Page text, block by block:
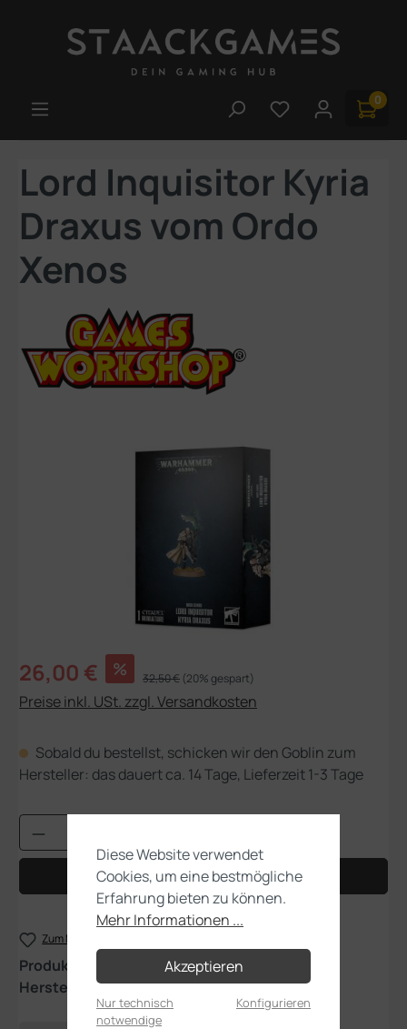
Du hast 0 0
Lord Inquisitor Kyria
Draxus vom Ordo
Xenos
Bildergalerie überspringen
Verkaufspreis:
26,00 € % Regulärer Preis:
32,50 € (20% gespart)
Preise inkl. USt. zzgl. Versandkosten
Sobald du bestellst, schicken wir den Goblin zum
Hersteller: das dauert ca. 14 Tage, Lieferzeit 1-3 Tage
Produkt Anzahl: Gib den gewünschten
In den Warenkorb
Zum Merkzettel hinzufügen
Produktnummer:
52-42
Hersteller:
Games Workshop
Diese Website verwendet
Cookies, um eine bestmögliche
Erfahrung bieten zu können.
Mehr Informationen ...
Akzeptieren
Nur technisch
notwendige
Konfigurieren